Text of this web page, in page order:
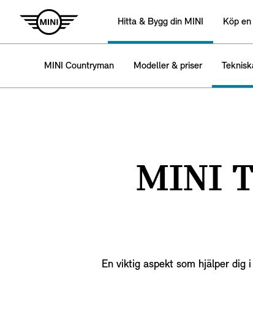
Hitta & Bygg din MINI Köp en
MINI Countryman Modeller & priser
MINI
En viktig aspekt som hjälper dig